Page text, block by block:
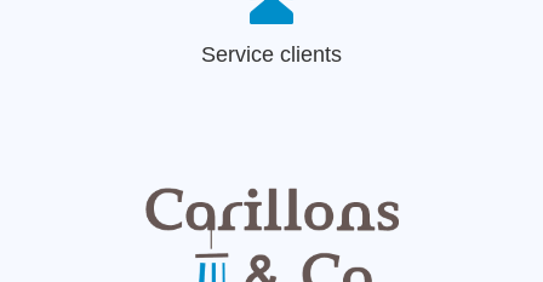
Service clients